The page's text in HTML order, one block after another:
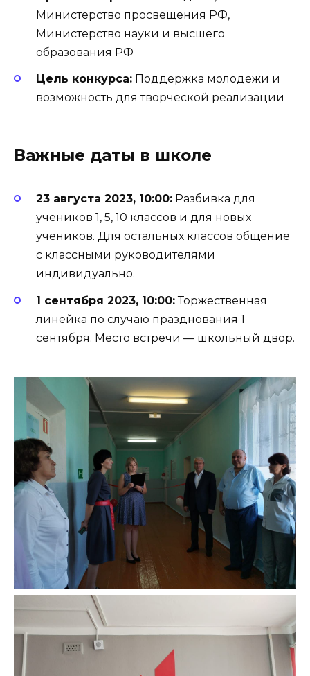
Министерство просвещения РФ,
Министерство науки и высшего
образования РФ
Цель конкурса: Поддержка молодежи и
возможность для творческой реализации
Важные даты в школе
23 августа 2023, 10:00: Разбивка для
учеников 1, 5, 10 классов и для новых
учеников. Для остальных классов общение
с классными руководителями
индивидуально.
1 сентября 2023, 10:00:Торжественная
линейка по случаю празднования 1
сентября. Место встречи — школьный двор.